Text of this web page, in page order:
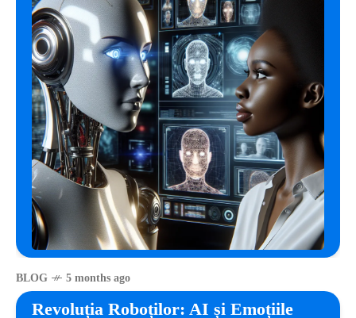
BLOG 5 months ago
Revoluția Roboților: AI și Emoțiile